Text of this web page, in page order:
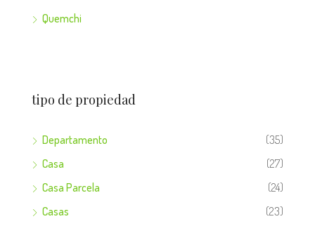
Quemchi
tipo de propiedad
Departamento
(35)
Casa
(27)
Casa Parcela
(24)
Casas
(23)